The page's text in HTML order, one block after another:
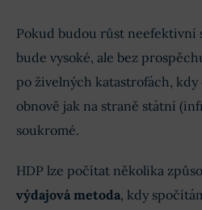
Pokud budou růst neefektivní
bude vysoké, ale bez
po živelných katastrofách, kdy
obnově jak na straně státní
soukromé.
HDP lze počítat několika
výdajová metoda, kdy